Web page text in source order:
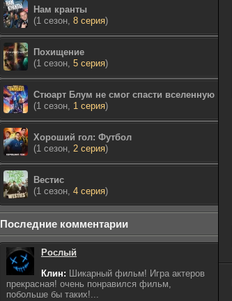
Нам кранты
(1 сезон, 8 серия)
Похищение
(1 сезон, 5 серия)
Стюарт Блум не смог спасти вселенную
(1 сезон, 1 серия)
Хороший гол: Футбол
(1 сезон, 2 серия)
Вестис
(1 сезон, 4 серия)
Последние комментарии
Рослый
Клин: Шикарный фильм! Игра актеров
прекрасная! очень понравился фильм,
побольше бы таких!...